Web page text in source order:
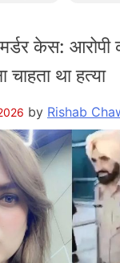
केस: आरोपी
था हत्या
by Rishab